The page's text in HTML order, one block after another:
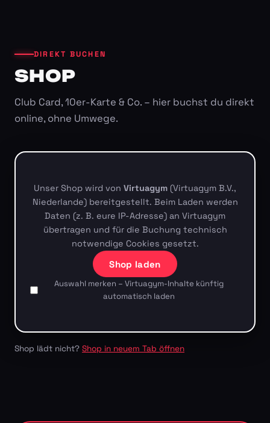
DIREKT BUCHEN
SHOP
Club Card, 10er-Karte & Co. – hier buchst du direkt
online, ohne Umwege.
Unser Shop wird von Virtuagym (Virtuagym B.V.,
Niederlande) bereitgestellt. Beim Laden werden
Daten (z. B. eure IP-Adresse) an Virtuagym
übertragen und für die Buchung technisch
notwendige Cookies gesetzt.
Shop laden
Auswahl merken – Virtuagym-Inhalte künftig
automatisch laden
Shop lädt nicht? Shop in neuem Tab öffnen